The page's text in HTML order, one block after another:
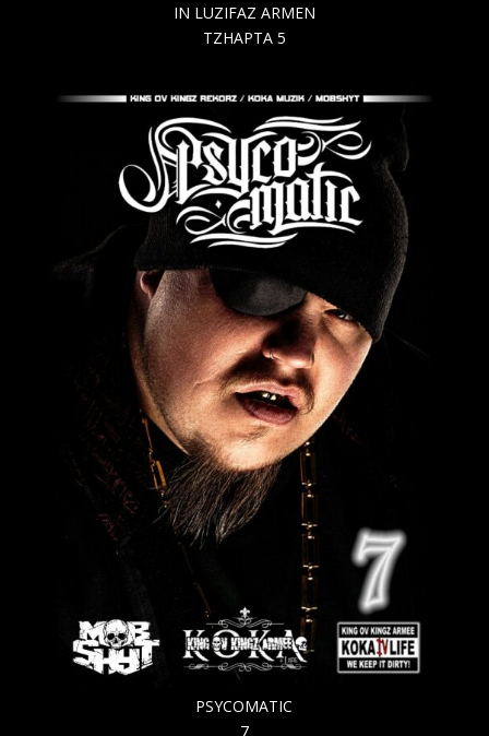
IN LUZIFAZ ARMEN
TZHAPTA 5
PSYCOMATIC
7